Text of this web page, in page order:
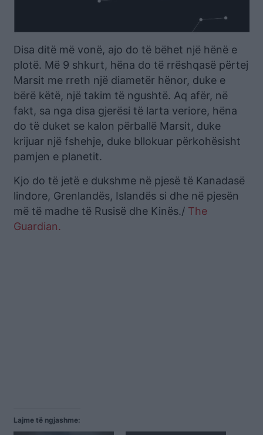
Disa ditë më vonë, ajo do të bëhet një hënë e
plotë. Më 9 shkurt, hëna do të rrëshqasë përtej
Marsit me rreth një diametër hënor, duke e
bërë këtë, një takim të ngushtë. Aq afër, në
fakt, sa nga disa gjerësi të larta veriore, hëna
do të duket se kalon përballë Marsit, duke
krijuar një fshehje, duke bllokuar përkohësisht
pamjen e planetit.
Kjo do të jetë e dukshme në pjesë të Kanadasë
lindore, Grenlandës, Islandës si dhe në pjesën
më të madhe të Rusisë dhe Kinës./ The
Guardian.
Lajme të ngjashme: